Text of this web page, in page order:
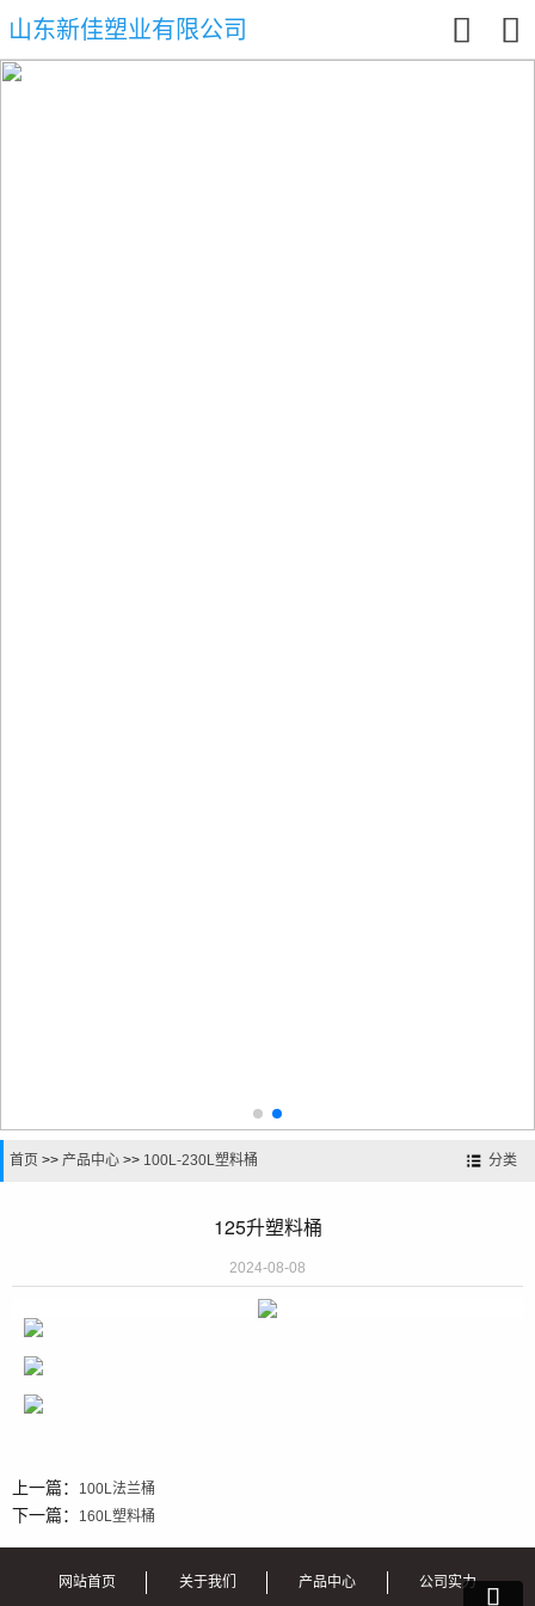
山东新佳塑业有限公司 

分类
首页 >> 产品中心 >> 100L-230L塑料桶
125升塑料桶
2024-08-08
上一篇： 100L法兰桶
下一篇： 160L塑料桶

网站首页 关于我们 产品中心 公司实力